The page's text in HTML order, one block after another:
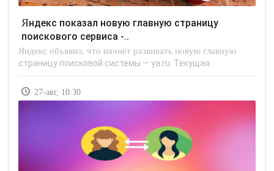
Яндекс показал новую главную страницу
поискового сервиса -..
Яндекс объявил, что начнёт развивать новую главную
страницу поисковой системы — ya.ru. Текущая..
27-авг, 10:30